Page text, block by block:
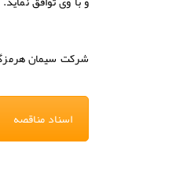
شرکت سیمان
اسناد مناقصه